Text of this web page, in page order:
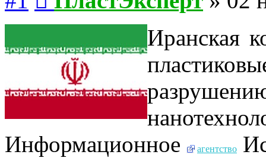
Иранская
Информационное
агентство